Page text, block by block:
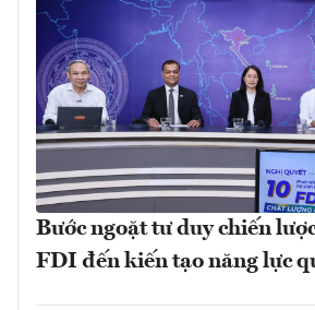
Bước ngoặt tư duy chiến
FDI đến kiến tạo năng lực